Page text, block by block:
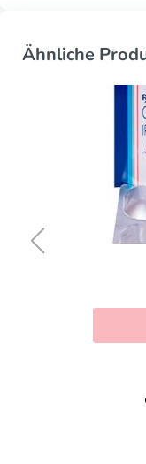
Ähnliche